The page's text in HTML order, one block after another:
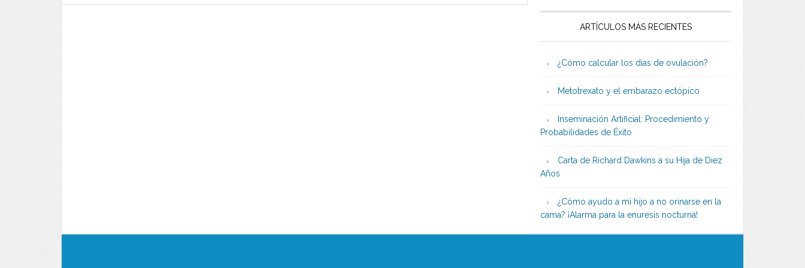
ARTÍCULOS MÁS RECIENTES
¿Cómo calcular los días de ovulación?
Metotrexato y el embarazo ectópico
Inseminación Artificial: Procedimiento y
Probabilidades de Éxito
Carta de Richard Dawkins a su Hija de Diez
Años
¿Cómo ayudo a mi hijo a no orinarse en la
cama? ¡Alarma para la enuresis nocturna!